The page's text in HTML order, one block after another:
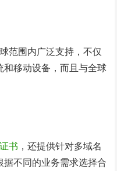
范围内广泛支持，不仅
移动设备，而且与全球
书 ，还提供针对多域名
不同的业务需求选择合